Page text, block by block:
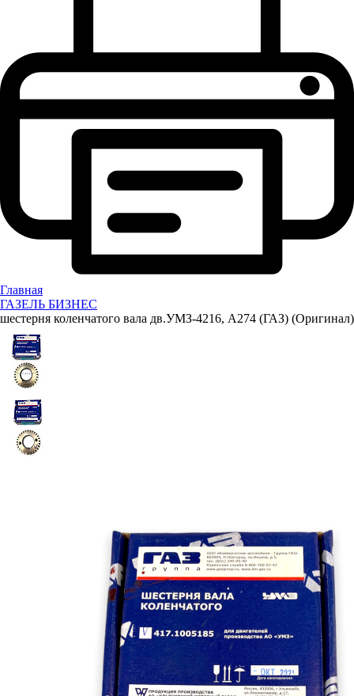
Главная
ГАЗЕЛЬ БИЗНЕС
шестерня коленчатого вала дв.УМЗ-4216, А274 (ГАЗ) (Оригинал)